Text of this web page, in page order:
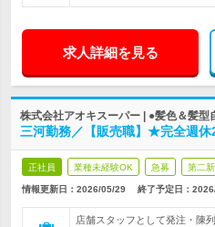
求人詳細を見る
株式会社アオキスーパー | ●髪色＆髪型
三河勤務／【販売職】★完全週
正社員 業種未経験OK 急募 第二
情報更新日：2026/05/29 終了予定日：
店舗スタッフとして発注・陳